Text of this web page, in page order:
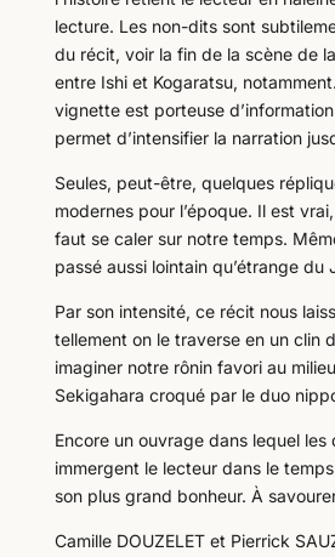
lecture. Les non-dits sont
du récit, voir la fin de la scène de
entre Ishi et Kogaratsu,
vignette est porteuse
permet d’intensifier la narration
Seules, peut-être, quelques
modernes pour l’époque. Il est
faut se caler sur notre temps.
passé aussi lointain qu’étrange du
Par son intensité, ce récit nous
tellement on le traverse en un clin
imaginer notre rônin favori au
Sekigahara croqué par le duo
Encore un ouvrage dans lequel
immergent le lecteur dans le
son plus grand bonheur. À
Camille DOUZELET et Pierrick